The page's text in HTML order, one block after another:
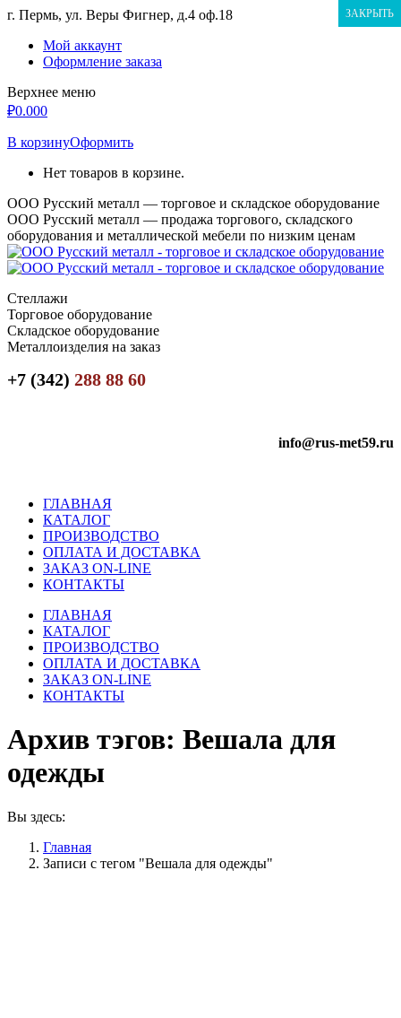
Перейти
содержанию
г. Пермь, ул. Веры Фигнер, д.4 оф.18
Мой аккаунт
Оформление заказа
Верхнее меню
₽0.000
В корзинуОформить
Нет товаров в корзине.
ООО Русский металл — торговое и складское оборудование
ООО Русский металл — продажа торгового, складского
оборудования и металлической мебели по низким ценам
Стеллажи
Торговое оборудование
Складское оборудование
Металлоизделия на заказ
+7 (342) 288 88 60
info@rus-met59.ru
ГЛАВНАЯ
КАТАЛОГ
ПРОИЗВОДСТВО
ОПЛАТА И ДОСТАВКА
ЗАКАЗ ON-LINE
КОНТАКТЫ
ГЛАВНАЯ
КАТАЛОГ
ПРОИЗВОДСТВО
ОПЛАТА И ДОСТАВКА
ЗАКАЗ ON-LINE
КОНТАКТЫ
Архив тэгов: Вешала для
одежды
Вы здесь:
Главная
Записи с тегом "Вешала для одежды"
ЗАКРЫТЬ